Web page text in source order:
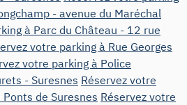
- avenue du Maréchal
à Parc du Château - 12 rue
votre parking à Rue Georges
votre parking à Police
- Suresnes Réservez votre
de Suresnes Réservez votre